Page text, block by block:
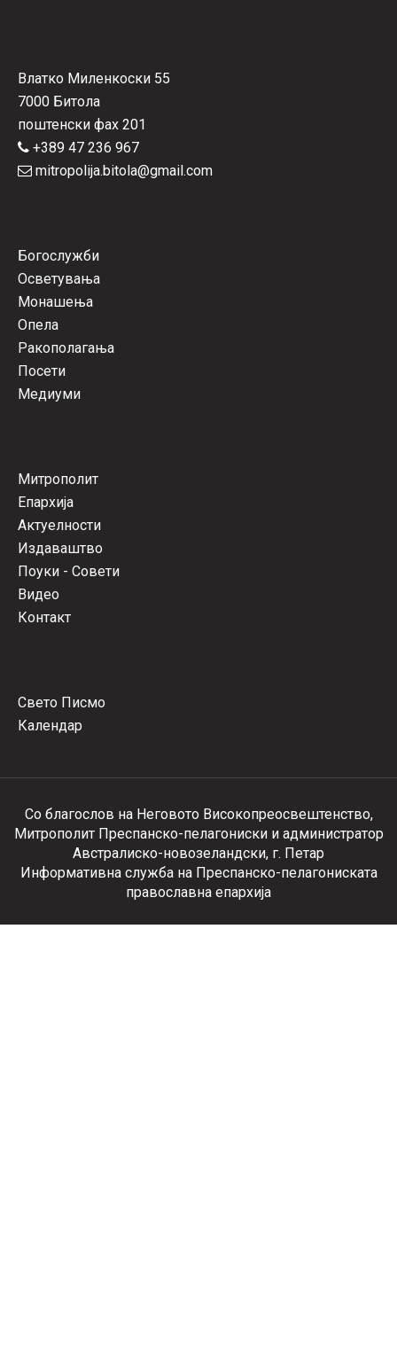
Влатко Миленкоски 55
7000 Битола
поштенски фах 201
+389 47 236 967
mitropolija.bitola@gmail.com
Богослужби
Осветувања
Монашења
Опела
Ракополагања
Посети
Медиуми
Митрополит
Епархија
Актуелности
Издаваштво
Поуки - Совети
Видео
Контакт
Свето Писмо
Календар
Со благослов на Неговото Високопреосвештенство,
Митрополит Преспанско-пелагониски и администратор
Австралиско-новозеландски, г. Петар
Информативна служба на Преспанско-пелагониската
православна епархија